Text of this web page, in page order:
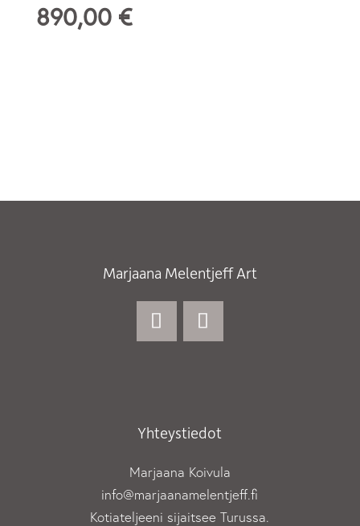
890,00 €
Marjaana Melentjeff Art
Yhteystiedot
Marjaana Koivula
info@marjaanamelentjeff.fi
Kotiateljeeni sijaitsee Turussa.